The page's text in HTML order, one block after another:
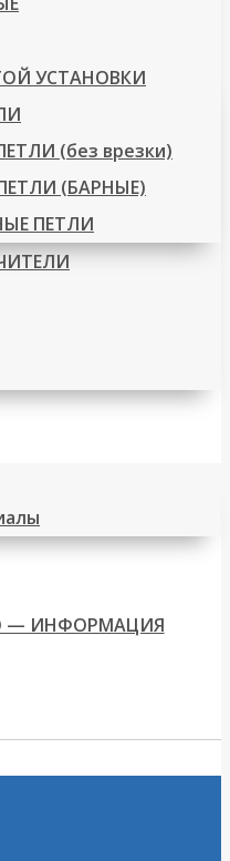
УСТАНОВКИ
(без врезки)
(БАРНЫЕ)
ПЕТЛИ
— ИНФОРМАЦИЯ